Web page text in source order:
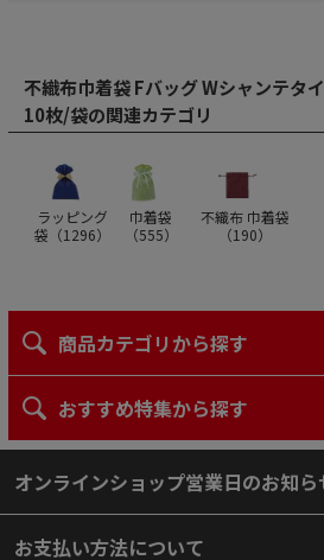
不織布巾着袋 Fバッグ Wシャンテタ
10枚/袋の関連カテゴリ
ラッピング
袋（1296）
巾着袋
（555）
不織布 巾着袋
（190）
商品カテゴリから探す
おすすめ特集から探す
オンラインショップ営業日のお知ら
お支払い方法について